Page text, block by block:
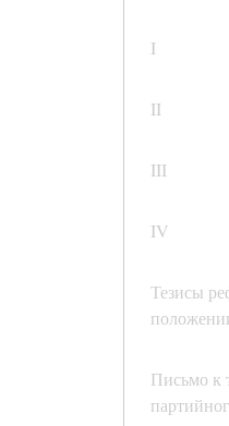
I
II
III
IV
Тезисы
Письмо к